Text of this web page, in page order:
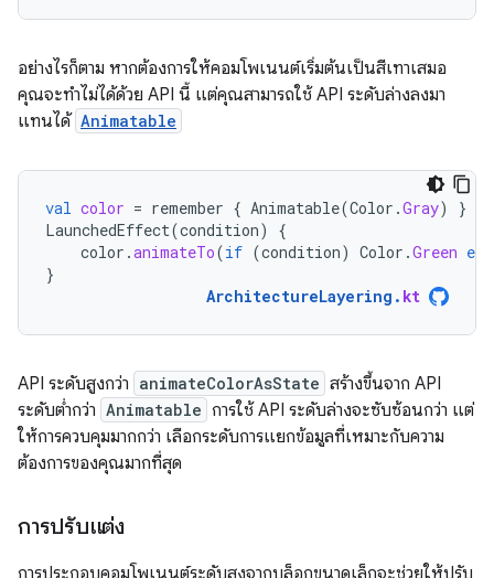
อย่างไรก็ตาม หากต้องการให้คอมโพเนนต์เริ่มต้นเป็นสีเทาเสมอ
คุณจะทำไม่ได้ด้วย API นี้ แต่คุณสามารถใช้ API ระดับล่างลงมา
แทนได้ Animatable
val color = remember { Animatable(Color .Gray)
}
LaunchedEffect(condition)
{
color .animateTo(if (condition) Color .Green
}
ArchitectureLayering . kt
API ระดับสูงกว่า animateColorAsState สร้างขึ้นจาก API
ระดับต่ำกว่า Animatable การใช้ API ระดับล่างจะซับซ้อนกว่า แต่
ให้การควบคุมมากกว่า เลือกระดับการแยกข้อมูลที่เหมาะกับความ
ต้องการของคุณมากที่สุด
การปรับแต่ง
การประกอบคอมโพเนนต์ระดับสูงจากบล็อกขนาดเล็กจะช่วยให้ปรับ